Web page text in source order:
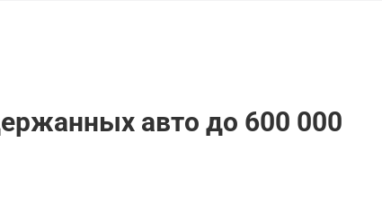
авто до 600 000